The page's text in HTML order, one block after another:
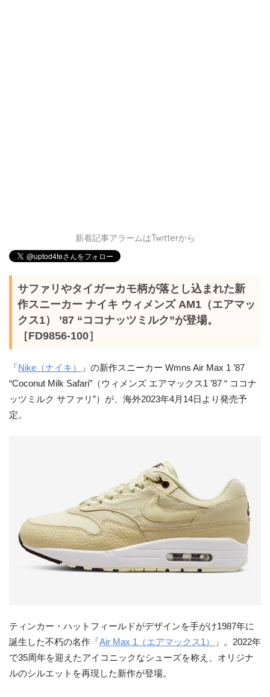
新着記事アラームはTwitterから
サファリやタイガーカモ柄が落とし込まれた新
作スニーカー ナイキ ウィメンズ AM1（エアマッ
クス1） ’87 “ココナッツミルク”が登場。
［FD9856-100］
「 Nike（ナイキ）
」の新作スニーカー Wmns Air Max 1 ’87
“Coconut Milk Safari”（ウィメンズ エアマックス1 ’87 “ ココナ
ッツミルク サファリ”）が、海外2023年4月14日より発売予
定。
ティンカー・ハットフィールドがデザインを手がけ1987年に
誕生した不朽の名作「 Air Max 1（エアマックス1）
」。2022年
で35周年を迎えたアイコニックなシューズを称え、オリジナ
ルのシルエットを再現した新作が登場。